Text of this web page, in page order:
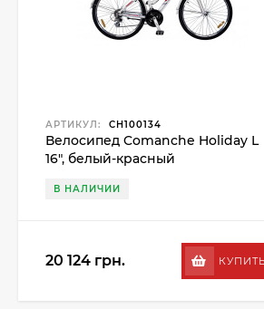
АРТИКУЛ: CH100134
Велосипед Comanche Holiday L
16", белый-красный
В НАЛИЧИИ
20 124 грн.